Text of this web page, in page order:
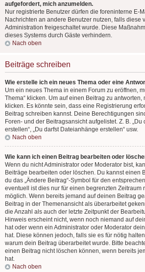
aufgefordert, mich anzumelden.
Nur registrierte Benutzer dürfen die foreninterne E-
Nachrichten an andere Benutzer nutzen, falls diese
Administration freigeschaltet wurde. Diese
dieses Systems durch Gäste verhindern.
Nach oben
Beiträge schreiben
Wie erstelle ich ein neues Thema oder eine
Um ein neues Thema in einem Forum zu eröffnen,
Thema“ klicken. Um auf einen Beitrag zu antworten,
klicken. Es könnte sein, dass eine Registrierung
Beitrag schreiben kannst. Deine Berechtigungen
Foren- und der Beitragsansicht aufgelistet. Z. B. „Du
erstellen“, „Du darfst Dateianhänge erstellen“ usw.
Nach oben
Wie kann ich einen Beitrag bearbeiten oder
Wenn du nicht Administrator oder Moderator bist,
Beiträge bearbeiten oder löschen. Du kannst einen
du das „Ändere Beitrag“-Symbol für den
eventuell ist dies nur für einen begrenzten Zeitraum
möglich. Wenn bereits jemand auf deinen Beitrag
Beitrag in der Themenansicht als überarbeitet
die Anzahl als auch der letzte Zeitpunkt der
Hinweis erscheint nicht, wenn noch niemand auf
hat oder wenn ein Administrator oder Moderator
hat. Diese können jedoch, falls sie es für nötig
warum dein Beitrag überarbeitet wurde. Bitte
einen Beitrag nicht löschen können, wenn bereits
hat.
Nach oben